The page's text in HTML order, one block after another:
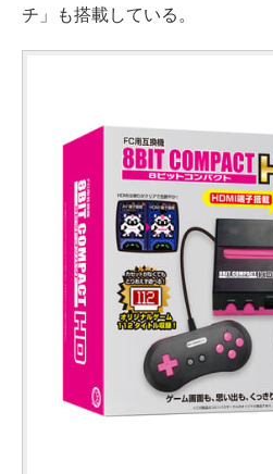
チ」も搭載している。